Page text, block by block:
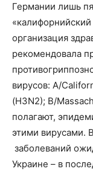
Германии лишь
организация
рекомендовала
вирусов: A/
(H3N2); B/
полагают,
этими вирусами.
заболеваний
Украине – в